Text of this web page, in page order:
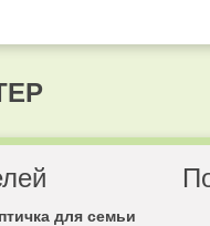
для семьи